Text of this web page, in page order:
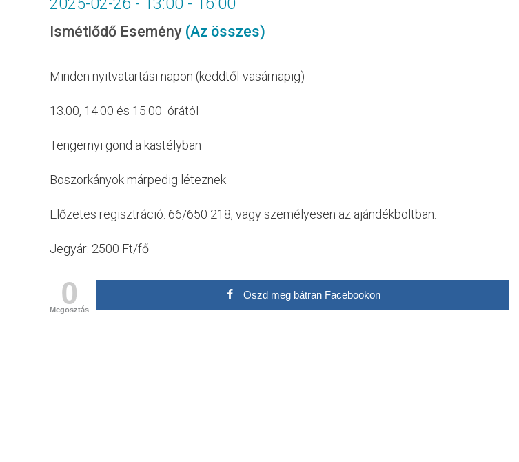
2025-02-26 - 13:00 - 16:00
Ismétlődő Esemény (Az összes)
Minden nyitvatartási napon (keddtől-vasárnapig)
13.00, 14.00 és 15.00 órától
Tengernyi gond a kastélyban
Boszorkányok márpedig léteznek
Előzetes regisztráció: 66/650 218, vagy személyesen az ajándékboltban.
Jegyár: 2500 Ft/fő
0
Megosztás
Oszd meg bátran Facebookon